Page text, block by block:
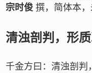
宗时俊 撰，简体本，
清浊剖判，形质
千金方曰：清浊剖判